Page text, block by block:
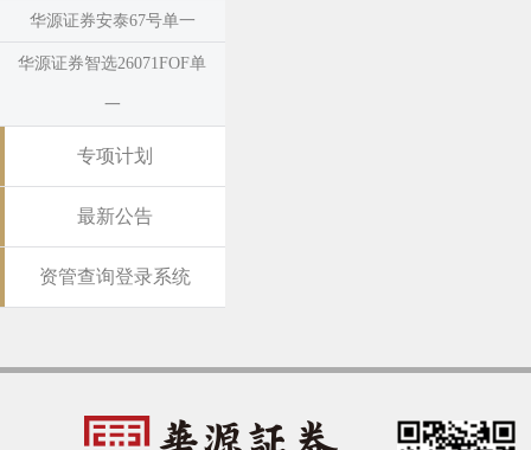
华源证券安泰67号单一
华源证券智选26071FOF单
一
专项计划
最新公告
资管查询登录系统